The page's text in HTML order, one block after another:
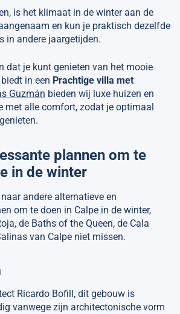
is het klimaat in de winter aan de
en kun je praktisch dezelfde
in andere jaargetijden.
dat je kunt genieten van het mooie
in een Prachtige villa met
Guzmán bieden wij luxe huizen en
met alle comfort, zodat je optimaal
plannen om te
in de winter
andere alternatieve en
om te doen in Calpe in de winter,
de Baths of the Queen, de Cala
van Calpe niet missen.
Ricardo Bofill, dit gebouw is
vanwege zijn architectonische vorm